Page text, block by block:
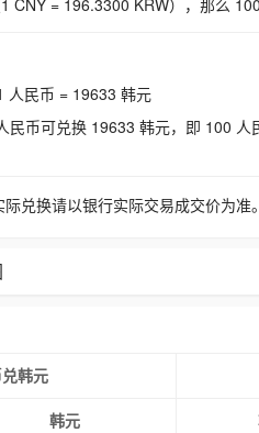
CNY = 196.3300 KRW），那么
人民币 = 19633 韩元
民币可兑换 19633 韩元，即 100
兑换请以银行实际交易成交价为准。
韩元
韩元